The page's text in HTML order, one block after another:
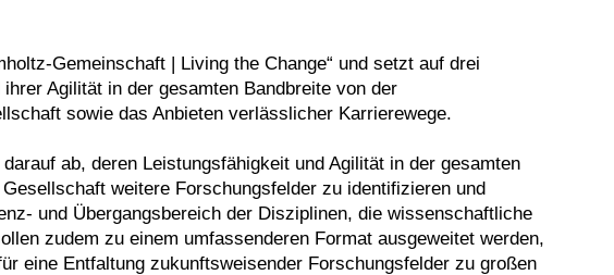
Gemeinschaft | Living the Change“ und setzt auf drei
Agilität in der gesamten Bandbreite von der
sowie das Anbieten verlässlicher Karrierewege.
ab, deren Leistungsfähigkeit und Agilität in der gesamten
weitere Forschungsfelder zu identifizieren und
und Übergangsbereich der Disziplinen, die wissenschaftliche
zudem zu einem umfassenderen Format ausgeweitet werden,
eine Entfaltung zukunftsweisender Forschungsfelder zu großen